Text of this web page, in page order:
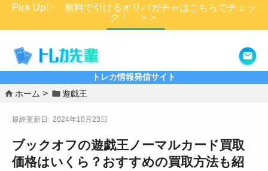
Pick Up▷ 無料で引けるオリパガチャはこちらでチェッ
ク！ ＞＞
トレカ情報発信サイト
ホーム 遊戯王
2024年10月23日
ブックオフの遊戯王ノーマルカード買取
価格はいくら？おすすめの買取方法も紹